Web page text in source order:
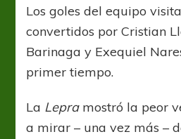
Los goles del equipo
convertidos por Cristian
Barinaga y Exequiel
primer tiempo.
La Lepramostró la peor
a mirar – una vez más –